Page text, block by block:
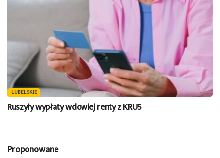
LUBELSKIE
Ruszyły wypłaty wdowiej renty z KRUS
Proponowane